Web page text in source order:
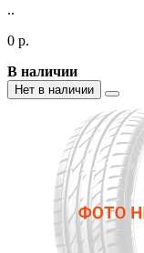
..
0 р.
В наличии
Нет в наличии